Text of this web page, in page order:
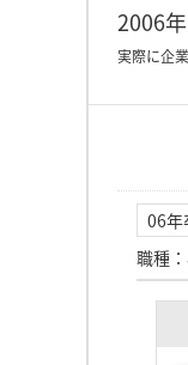
2006
実際に企
06年
職種 ：